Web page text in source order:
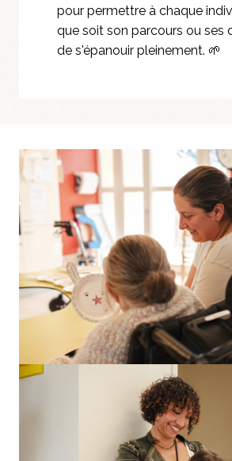
pour permettre à chaque
que soit son parcours ou ses
de s'épanouir pleinement. 🌱